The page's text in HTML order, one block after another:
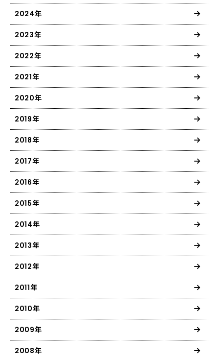
2024年
2023年
2022年
2021年
2020年
2019年
2018年
2017年
2016年
2015年
2014年
2013年
2012年
2011年
2010年
2009年
2008年